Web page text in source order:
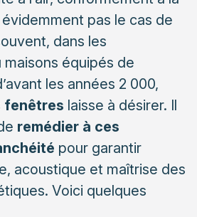
évidemment pas le cas de
dans les
équipés de
les années 2 000,
fenêtres laisse à désirer. Il
remédier à ces
pour garantir
acoustique et maîtrise des
Voici quelques